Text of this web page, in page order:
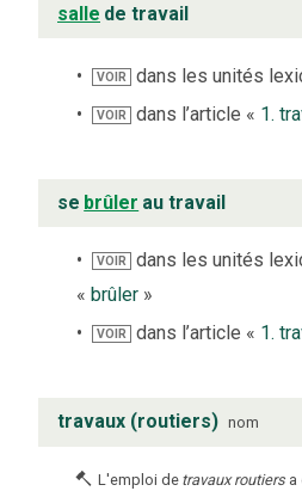
salle de travail
VOIR dans les unités
VOIR dans l’article « 1.
se brûler au travail
VOIR
dans les unités
« brûler »
VOIR dans l’article « 1.
travaux (routiers) nom
L'emploi de travaux routiers a